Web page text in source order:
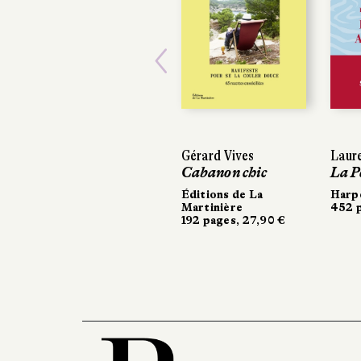
Gérard Vives
Cabanon chic
Éditions de La
Martinière
192 pages, 27,90 €
Laure
La
452
Laure
La
452
Previous